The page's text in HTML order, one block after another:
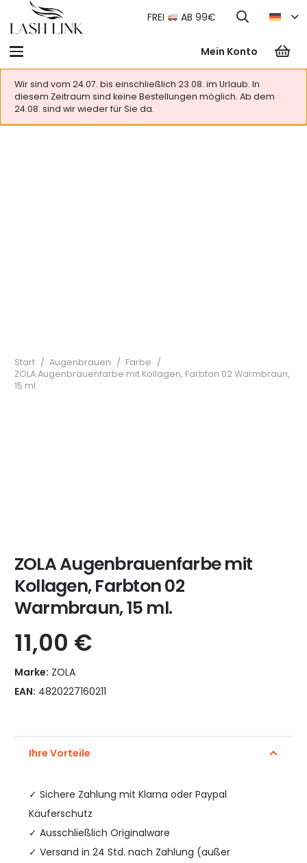
FREI AB 99€
Mein Konto
Wir sind vom 24.07. bis einschließlich 23.08. im Urlaub. In
diesem Zeitraum sind keine Bestellungen möglich. Ab dem
24.08. sind wir wieder für Sie da.
Start / Augenbrauen / Farbe /
ZOLA Augenbrauenfarbe mit Kollagen, Farbton 02 Warmbraun,
15 ml.
ZOLA Augenbrauenfarbe mit
Kollagen, Farbton 02
Warmbraun, 15 ml.
11,00 €
Marke: ZOLA
EAN: 4820227160211
Ihre Vorteile
✓ Sichere Zahlung mit Klarna oder Paypal
Käuferschutz
✓ Ausschließlich Originalware
✓ Versand in 24 Std. nach Zahlung (außer